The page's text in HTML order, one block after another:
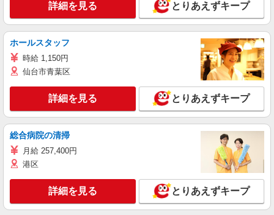
詳細を見る とりあえずキープ
ホールスタッフ
時給 1,150円
仙台市青葉区
詳細を見る とりあえずキープ
総合病院の清掃
月給 257,400円
港区
詳細を見る とりあえずキープ